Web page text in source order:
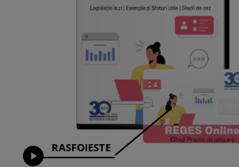

RASFOIESTE